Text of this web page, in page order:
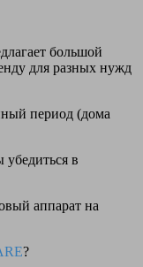
большой
для разных нужд
период (дома
убедиться в
аппарат на
?